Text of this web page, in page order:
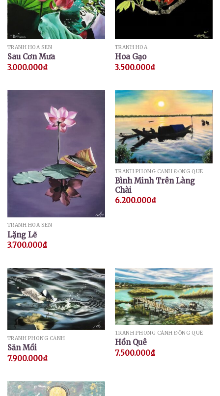
TRANH HOA SEN
Sau Cơn Mưa
3.000.000₫
TRANH HOA
Hoa Gạo
3.500.000₫
TRANH HOA SEN
Lặng Lẽ
3.700.000₫
TRANH PHONG CẢNH ĐỒNG QUÊ
Bình Minh Trên Làng
Chài
6.200.000₫
TRANH PHONG CẢNH
Săn Mồi
7.900.000₫
TRANH PHONG CẢNH ĐỒNG QUÊ
Hồn Quê
7.500.000₫